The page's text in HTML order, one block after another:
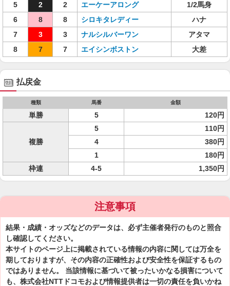
5
2 2 エーケーアロング
1/2馬身
6
8 8 シロキタレディー
ハナ
7
3 3 ナルシルバーワン
アタマ
8
7 7 エイシンボストン 大差
払戻金
種類 馬番 金額
単勝 5 120円
複勝
5
110円
4
380円
1
180円
枠連
4-5 1,350円
注意事項
結果・成績・オッズなどのデータは、必ず主催者発行のものと照合
し確認してください。
本サイトのページ上に掲載されている情報の内容に関しては万全を
期しておりますが、その内容の正確性および安全性を保証するもの
ではありません。 当該情報に基づいて被ったいかなる損害について
も、株式会社NTTドコモおよび情報提供者は一切の責任を負いかね